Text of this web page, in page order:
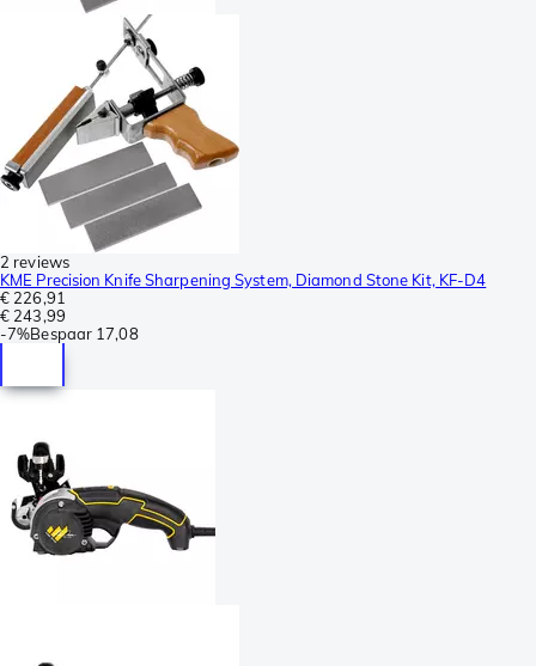
2 reviews
KME Precision Knife Sharpening System, Diamond Stone Kit, KF-D4
€ 226,91
€ 243,99
-7%Bespaar 17,08